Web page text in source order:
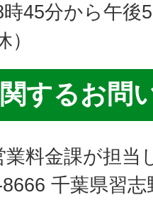
45分から午後
するお問
料金課が担当
千葉県習